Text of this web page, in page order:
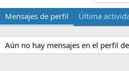
Mensajes de perfil Última
Aún no hay mensajes en el perfil